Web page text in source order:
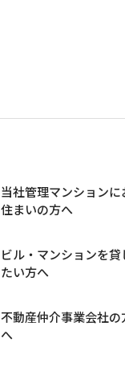
当社管理マンションに
住まいの方へ
ビル・マンションを貸
たい方へ
不動産仲介事業会社の
へ